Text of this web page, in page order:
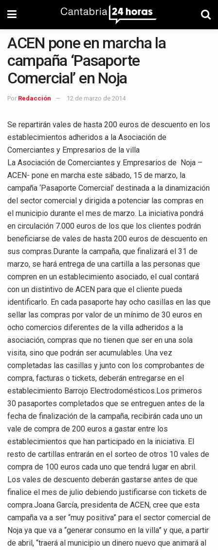
ACEN pone en marcha la
campaña ‘Pasaporte
Comercial’ en Noja
Por Redacción 12 de marzo de 2014
Se repartirán vales de hasta 200 euros de descuento en los
establecimientos adheridos a la Asociación de
Comerciantes y Empresarios de la villa
La Asociación de Comerciantes y Empresarios de Noja –
ACEN- pone en marcha este sábado, 15 de marzo, la
campaña ‘Pasaporte Comercial’ destinada a la dinamización
del sector comercial y dirigida a potenciar las compras en
el municipio durante el mes de marzo. La iniciativa pondrá
en circulación 7.000 euros de los que los clientes podrán
beneficiarse de vales de hasta 200 euros de descuento en
sus compras.Durante la campaña, que finalizará el 31 de
marzo, se hará entrega de una cartilla a las personas que
compren en un establecimiento asociado, el cual contará
con un distintivo de ACEN para que el cliente pueda
identificarlo. En cada pasaporte hay ocho casillas en las que
sellar las compras por valor de un mínimo de 30 euros en
ocho comercios diferentes de la villa adheridos a la
asociación, compras que no tienen que ser en una sola
visita, sino que podrán ser acumulables. Una vez
completadas las casillas y junto con los comprobantes de
compra, facturas o tickets, deberán entregarse en el
establecimiento Barrojo Electrodomésticos.Los primeros
30 pasaportes completados que se entreguen antes de la
fecha de finalización de la campaña, recibirán cada uno un
vale de compra de 200 euros a gastar entre los
establecimientos que han participado en la iniciativa. El
resto de cartillas entrarán en el sorteo de otros 10 vales de
compra de 100 euros cada uno que tendrá lugar en abril.
Los vales de descuento deberán gastarse antes de que
finalice el mes de julio debiendo justificarse con tickets de
compra.Joana García, presidenta de ACEN, cree que esta
campaña va a ser “muy positiva” para el sector comercial de
Noja ya que va a “generar consumo en la villa” y que, a partir
de abril, “traerá al municipio un dinero nuevo que animará al